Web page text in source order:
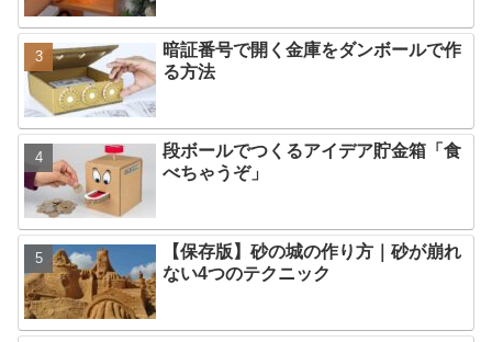
暗証番号で開く金庫をダンボールで作
る方法
段ボールでつくるアイデア貯金箱「食
べちゃうぞ」
【保存版】砂の城の作り方｜砂が崩れ
ない4つのテクニック